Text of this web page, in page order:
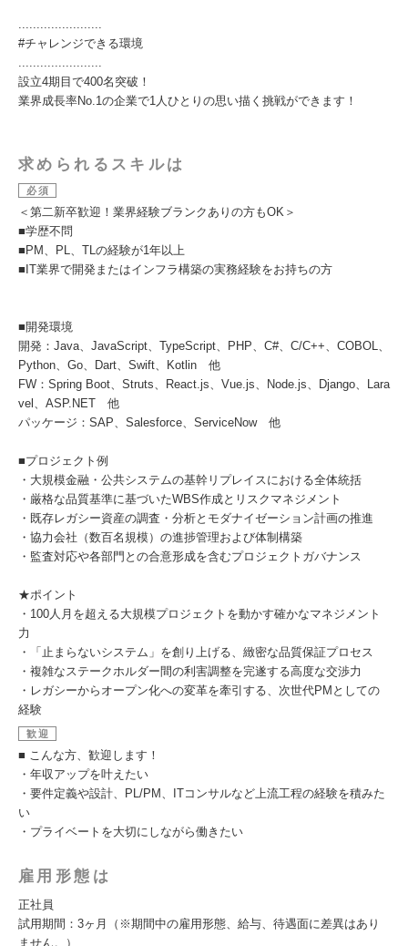
.......................
#チャレンジできる環境
.......................
設立4期目で400名突破！
業界成長率No.1の企業で1人ひとりの思い描く挑戦ができます！
求められるスキルは
必須
＜第二新卒歓迎！業界経験ブランクありの方もOK＞
■学歴不問
■PM、PL、TLの経験が1年以上
■IT業界で開発またはインフラ構築の実務経験をお持ちの方
■開発環境
開発：Java、JavaScript、TypeScript、PHP、C#、C/C++、COBOL、
Python、Go、Dart、Swift、Kotlin 他
FW：Spring Boot、Struts、React.js、Vue.js、Node.js、Django、Lara
vel、ASP.NET 他
パッケージ：SAP、Salesforce、ServiceNow 他
■プロジェクト例
・大規模金融・公共システムの基幹リプレイスにおける全体統括
・厳格な品質基準に基づいたWBS作成とリスクマネジメント
・既存レガシー資産の調査・分析とモダナイゼーション計画の推進
・協力会社（数百名規模）の進捗管理および体制構築
・監査対応や各部門との合意形成を含むプロジェクトガバナンス
★ポイント
・100人月を超える大規模プロジェクトを動かす確かなマネジメント
力
・「止まらないシステム」を創り上げる、緻密な品質保証プロセス
・複雑なステークホルダー間の利害調整を完遂する高度な交渉力
・レガシーからオープン化への変革を牽引する、次世代PMとしての
経験
歓迎
■ こんな方、歓迎します！
・年収アップを叶えたい
・要件定義や設計、PL/PM、ITコンサルなど上流工程の経験を積みた
い
・プライベートを大切にしながら働きたい
雇用形態は
正社員
試用期間：3ヶ月（※期間中の雇用形態、給与、待遇面に差異はあり
ません。）